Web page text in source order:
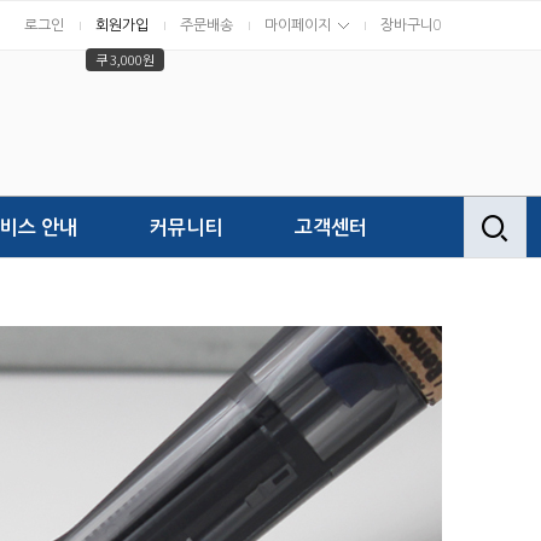
로그인 회원가입
쿠 3,000원
주문배송 마이페이지 장바구니0
스 안내 커뮤니티 고객센터